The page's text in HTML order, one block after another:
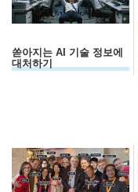
쏟아지는 AI 기술 정보에
대처하기